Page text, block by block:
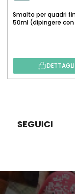
Smalto per quadri
50ml (dipingere con
DETTAGLI
G
SEGUICI